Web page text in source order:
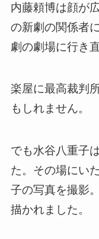
内藤頼博は顔が
の新劇の関係者
劇の劇場に行き
楽屋に最高裁判
もしれません。
でも水谷八重子
た。その場にい
子の写真を撮影
描かれました。